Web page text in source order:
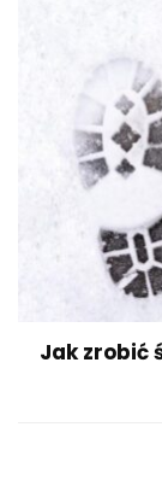
Jak zrobić